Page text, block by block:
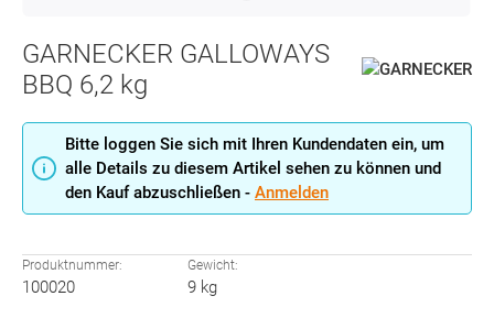
GARNECKER GALLOWAYS
BBQ 6,2 kg
Bitte loggen Sie sich mit Ihren Kundendaten ein, um
alle Details zu diesem Artikel sehen zu können und
den Kauf abzuschließen - Anmelden
Produktnummer:
100020
Gewicht:
9 kg